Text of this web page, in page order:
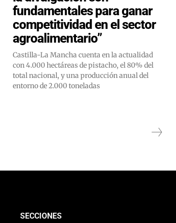
fundamentales para ganar
competitividad en el sector
agroalimentario”
Castilla-La Mancha cuenta en la actualidad
con 4.000 hectáreas de pistacho, el 80% del
total nacional, y una producción anual del
entorno de 2.000 toneladas
SECCIONES